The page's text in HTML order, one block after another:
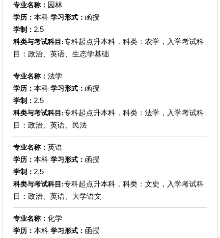
专业名称： 园林
学历： 本科 学习形式： 函授
学制： 2.5
科类与考试科目:专科起点升本科，科类：农学，入学考试科
目：政治、英语、生态学基础
专业名称： 法学
学历： 本科 学习形式： 函授
学制： 2.5
科类与考试科目:专科起点升本科，科类：法学，入学考试科
目：政治、英语、民法
专业名称： 英语
学历： 本科 学习形式： 函授
学制： 2.5
科类与考试科目:专科起点升本科，科类：文史，入学考试科
目：政治、英语、大学语文
专业名称： 化学
学历： 本科 学习形式： 函授